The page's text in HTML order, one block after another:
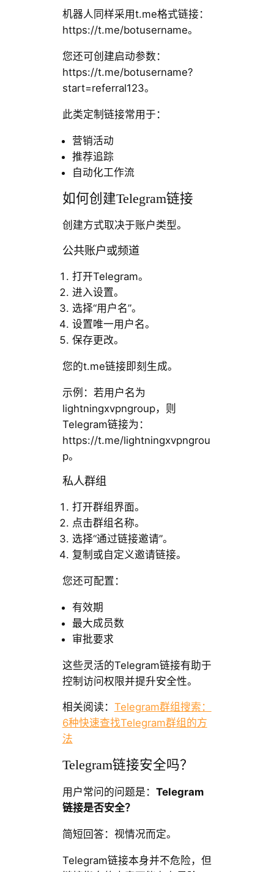
机器人同样采用t.me格式链接：
https://t.me/botusername。
您还可创建启动参数：
https://t.me/botusername?
start=referral123。
此类定制链接常用于：
营销活动
推荐追踪
自动化工作流
如何创建Telegram链接
创建方式取决于账户类型。
公共账户或频道
打开Telegram。
进入设置。
选择“用户名”。
设置唯一用户名。
保存更改。
您的t.me链接即刻生成。
示例：若用户名为
lightningxvpngroup，则
Telegram链接为：
https://t.me/lightningxvpngrou
p。
私人群组
打开群组界面。
点击群组名称。
选择“通过链接邀请”。
复制或自定义邀请链接。
您还可配置：
有效期
最大成员数
审批要求
这些灵活的Telegram链接有助于
控制访问权限并提升安全性。
相关阅读： Telegram群组搜索：
6种快速查找Telegram群组的方
法
Telegram链接安全吗？
用户常问的问题是： Telegram
链接是否安全？
简短回答：视情况而定。
Telegram链接本身并不危险，但